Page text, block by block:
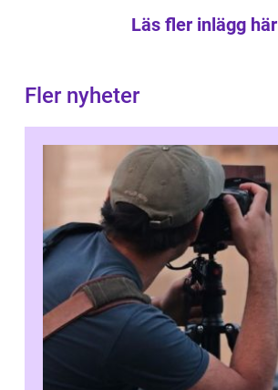
Läs fler inlägg här
Fler nyheter